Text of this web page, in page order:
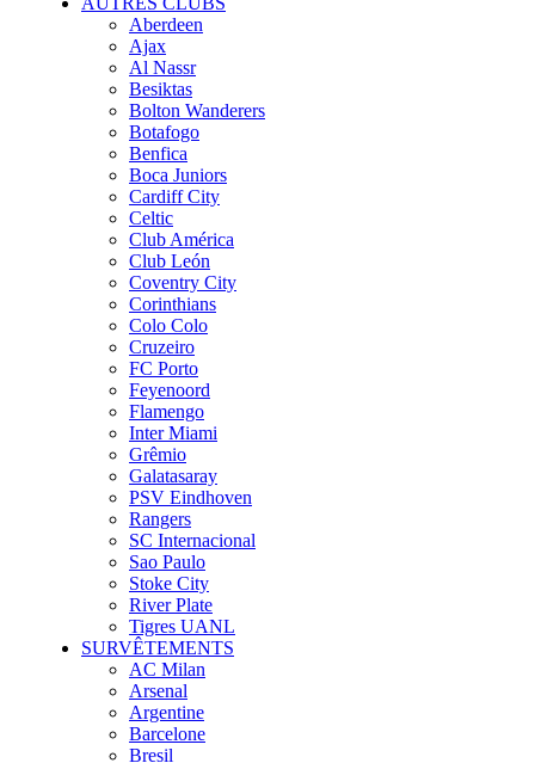
Aberdeen
Ajax
Al Nassr
Besiktas
Bolton Wanderers
Botafogo
Benfica
Boca Juniors
Cardiff City
Celtic
Club América
Club León
Coventry City
Corinthians
Colo Colo
Cruzeiro
FC Porto
Feyenoord
Flamengo
Inter Miami
Grêmio
Galatasaray
PSV Eindhoven
Rangers
SC Internacional
Sao Paulo
Stoke City
River Plate
Tigres UANL
SURVÊTEMENTS
AC Milan
Arsenal
Argentine
Barcelone
Bresil